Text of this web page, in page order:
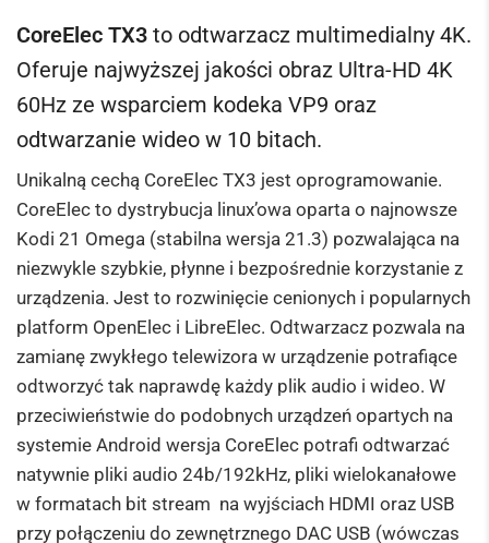
CoreElec TX3 to odtwarzacz multimedialny 4K.
Oferuje najwyższej jakości obraz Ultra-HD 4K
60Hz ze wsparciem kodeka VP9 oraz
odtwarzanie wideo w 10 bitach.
Unikalną cechą CoreElec TX3 jest oprogramowanie.
CoreElec to dystrybucja linux’owa oparta o najnowsze
Kodi 21 Omega (stabilna wersja 21.3) pozwalająca na
niezwykle szybkie, płynne i bezpośrednie korzystanie z
urządzenia. Jest to rozwinięcie cenionych i popularnych
platform OpenElec i LibreElec. Odtwarzacz pozwala na
zamianę zwykłego telewizora w urządzenie potrafiące
odtworzyć tak naprawdę każdy plik audio i wideo. W
przeciwieństwie do podobnych urządzeń opartych na
systemie Android wersja CoreElec potrafi odtwarzać
natywnie pliki audio 24b/192kHz, pliki wielokanałowe
w formatach bit stream na wyjściach HDMI oraz USB
przy połączeniu do zewnętrznego DAC USB (wówczas